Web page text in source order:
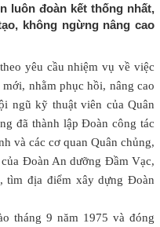
luôn đoàn kết thống nhất,
không ngừng nâng cao
yêu cầu nhiệm vụ về việc
nhằm phục hồi, nâng cao
ngũ kỹ thuật viên của Quân
đã thành lập Đoàn công tác
và các cơ quan Quân chủng,
Đoàn An dưỡng Đầm Vạc,
tìm địa điểm xây dựng Đoàn
tháng 9 năm 1975 và đóng